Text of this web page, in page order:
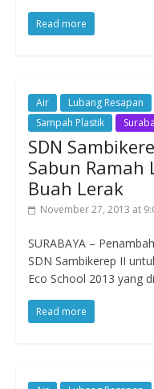
Read more
Air Lubang Resapan
Sampah Plastik
SDN
Sabun
Buah Lerak
November 27, 2013 at
SURABAYA –
SDN Sambikerep II
Eco School 2013 yang
Read more